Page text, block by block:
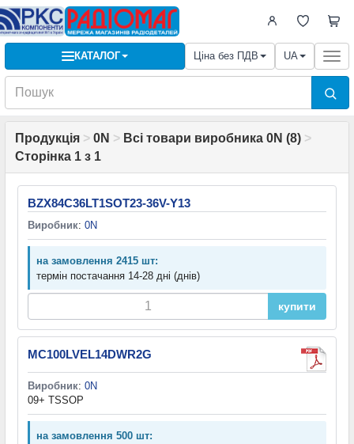
КАТАЛОГ Ціна без ПДВ UA
Продукція > 0N > Всі товари виробника 0N (8) >
Сторінка 1 з 1
BZX84C36LT1SOT23-36V-Y13
Виробник: 0N
на замовлення 2415 шт:
термін постачання 14-28 дні (днів)
купити
MC100LVEL14DWR2G
Виробник: 0N
09+ TSSOP
на замовлення 500 шт: